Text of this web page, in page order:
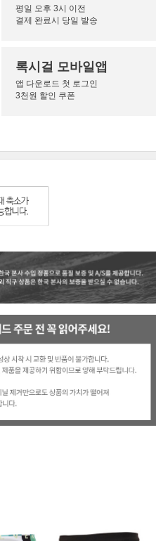
평일 오후 3시 이전
결제 완료시 당일 발송
록시걸 모바일앱
앱 다운로드 첫 로그인
3천원 할인 쿠폰